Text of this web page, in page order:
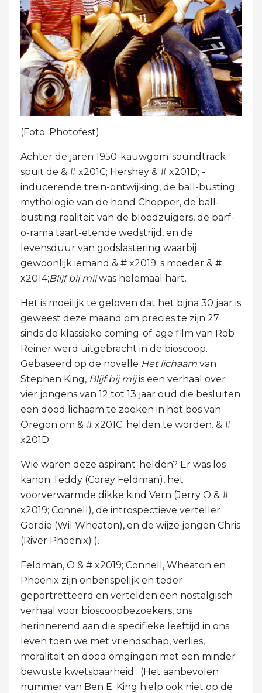
(Foto: Photofest)
Achter de jaren 1950-kauwgom-soundtrack
spuit de & # x201C; Hershey & # x201D; -
inducerende trein-ontwijking, de ball-busting
mythologie van de hond Chopper, de ball-
busting realiteit van de bloedzuigers, de barf-
o-rama taart-etende wedstrijd, en de
levensduur van godslastering waarbij
gewoonlijk iemand & # x2019; s moeder & #
x2014;Blijf bij mijwas helemaal hart.
Het is moeilijk te geloven dat het bijna 30 jaar is
geweest deze maand om precies te zijn 27
sinds de klassieke coming-of-age film van Rob
Reiner werd uitgebracht in de bioscoop.
Gebaseerd op de novelle Het lichaam van
Stephen King, Blijf bij mijis een verhaal over
vier jongens van 12 tot 13 jaar oud die besluiten
een dood lichaam te zoeken in het bos van
Oregon om & # x201C; helden te worden. & #
x201D;
Wie waren deze aspirant-helden? Er was los
kanon Teddy (Corey Feldman), het
voorverwarmde dikke kind Vern (Jerry O & #
x2019; Connell), de introspectieve verteller
Gordie (Wil Wheaton), en de wijze jongen Chris
(River Phoenix) ).
Feldman, O & # x2019; Connell, Wheaton en
Phoenix zijn onberispelijk en teder
geportretteerd en vertelden een nostalgisch
verhaal voor bioscoopbezoekers, ons
herinnerend aan die specifieke leeftijd in ons
leven toen we met vriendschap, verlies,
moraliteit en dood omgingen met een minder
bewuste kwetsbaarheid . (Het aanbevolen
nummer van Ben E. King hielp ook niet op de